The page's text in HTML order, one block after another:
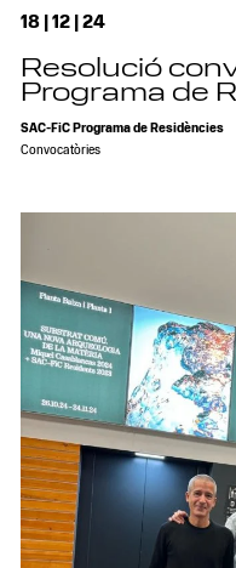
18 | 12 | 24
Resolució
Programa de
SAC-FiC Programa de Residències
Convocatòries